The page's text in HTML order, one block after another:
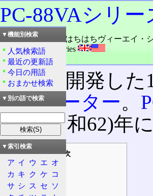
PC-88VAシリー
読み：ピースィーはちはちヴィーエイ・
外語：PC-88VA series
品詞：商品名
NECの開発した
ンピューター。
1987(昭和62)年
目次
概要
特徴
一覧
▼機能別検索
人気検索語
最近の更新語
今日の用語
おまかせ検索
▼別の語で検索
▼索引検索
ア イ ウ エ オ
カ キ ク ケ コ
サ シ ス セ ソ